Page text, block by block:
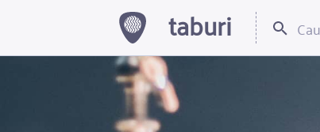
taburi